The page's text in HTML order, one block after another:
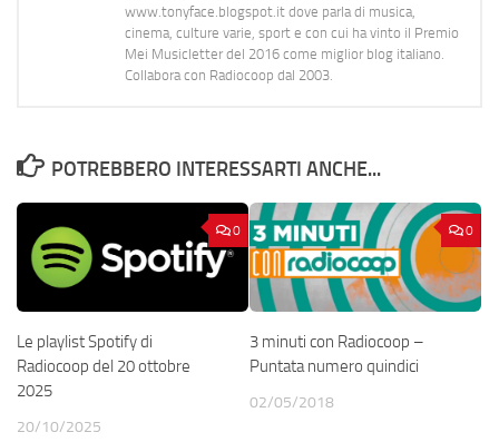
www.tonyface.blogspot.it dove parla di musica,
cinema, culture varie, sport e con cui ha vinto il Premio
Mei Musicletter del 2016 come miglior blog italiano.
Collabora con Radiocoop dal 2003.
POTREBBERO INTERESSARTI ANCHE...
0
Le playlist Spotify di
Radiocoop del 20 ottobre
2025
20/10/2025
0
3 minuti con Radiocoop –
Puntata numero quindici
02/05/2018